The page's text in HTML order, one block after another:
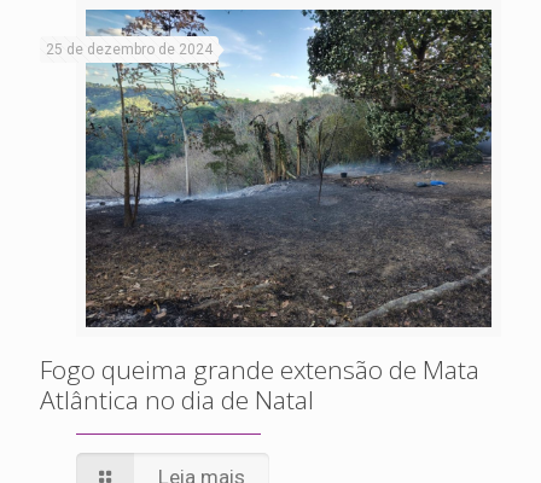
25 de dezembro de 2024
Fogo queima grande extensão de Mata
Atlântica no dia de Natal
Leia mais